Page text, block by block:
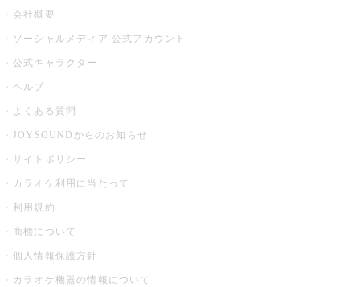
会社概要
ソーシャルメディア 公式アカウント
公式キャラクター
ヘルプ
よくある質問
JOYSOUNDからのお知らせ
サイトポリシー
カラオケ利用に当たって
利用規約
商標について
個人情報保護方針
カラオケ機器の情報について